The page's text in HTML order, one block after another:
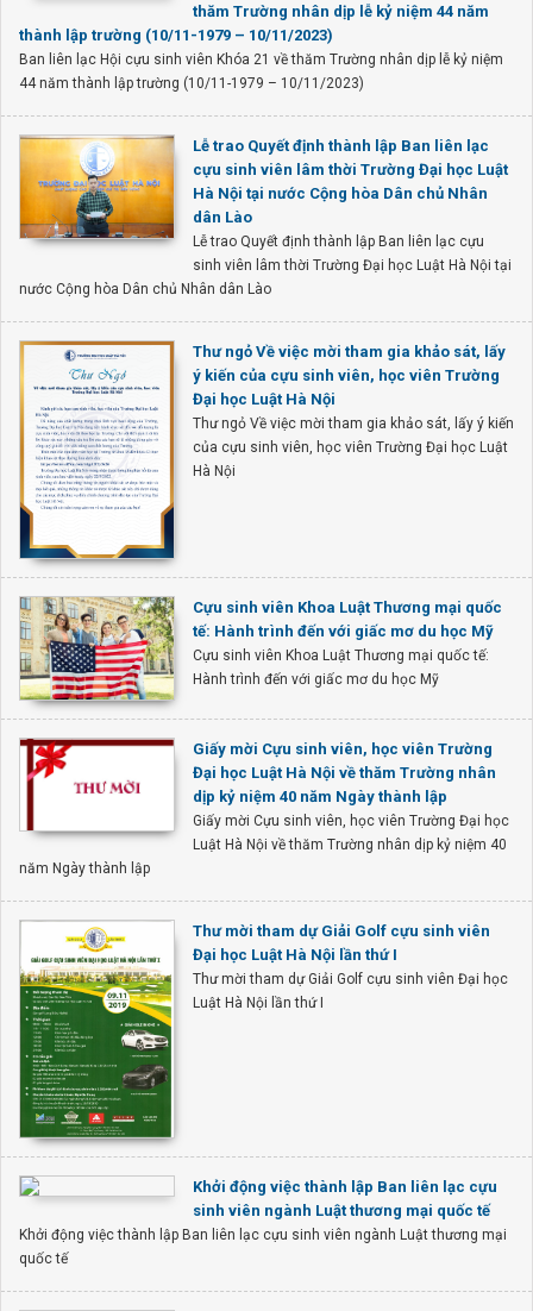
thăm Trường nhân dịp lễ kỷ niệm 44 năm
thành lập trường (10/11-1979 – 10/11/2023)
Ban liên lạc Hội cựu sinh viên Khóa 21 về thăm Trường nhân dịp lễ kỷ niệm
44 năm thành lập trường (10/11-1979 – 10/11/2023)
Lễ trao Quyết định thành lập Ban liên lạc
cựu sinh viên lâm thời Trường Đại học Luật
Hà Nội tại nước Cộng hòa Dân chủ Nhân
dân Lào
Lễ trao Quyết định thành lập Ban liên lạc cựu
sinh viên lâm thời Trường Đại học Luật Hà Nội tại
nước Cộng hòa Dân chủ Nhân dân Lào
Thư ngỏ Về việc mời tham gia khảo sát, lấy
ý kiến của cựu sinh viên, học viên Trường
Đại học Luật Hà Nội
Thư ngỏ Về việc mời tham gia khảo sát, lấy ý kiến
của cựu sinh viên, học viên Trường Đại học Luật
Hà Nội
Cựu sinh viên Khoa Luật Thương mại quốc
tế: Hành trình đến với giấc mơ du học Mỹ
Cựu sinh viên Khoa Luật Thương mại quốc tế:
Hành trình đến với giấc mơ du học Mỹ
Giấy mời Cựu sinh viên, học viên Trường
Đại học Luật Hà Nội về thăm Trường nhân
dịp kỷ niệm 40 năm Ngày thành lập
Giấy mời Cựu sinh viên, học viên Trường Đại học
Luật Hà Nội về thăm Trường nhân dịp kỷ niệm 40
năm Ngày thành lập
Thư mời tham dự Giải Golf cựu sinh viên
Đại học Luật Hà Nội lần thứ I
Thư mời tham dự Giải Golf cựu sinh viên Đại học
Luật Hà Nội lần thứ I
Khởi động việc thành lập Ban liên lạc cựu
sinh viên ngành Luật thương mại quốc tế
Khởi động việc thành lập Ban liên lạc cựu sinh viên ngành Luật thương mại
quốc tế